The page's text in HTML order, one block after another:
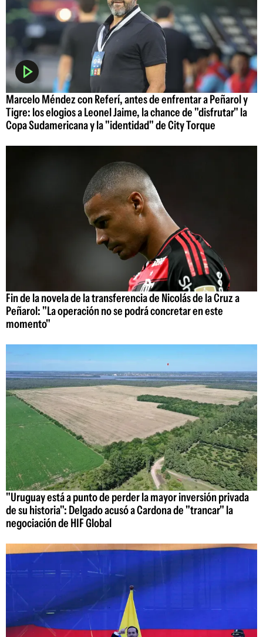
Marcelo Méndez con Referí, antes de enfrentar a Peñarol y
Tigre: los elogios a Leonel Jaime, la chance de "disfrutar" la
Copa Sudamericana y la "identidad" de City Torque
Fin de la novela de la transferencia de Nicolás de la Cruz a
Peñarol: "La operación no se podrá concretar en este
momento"
"Uruguay está a punto de perder la mayor inversión privada
de su historia": Delgado acusó a Cardona de "trancar" la
negociación de HIF Global